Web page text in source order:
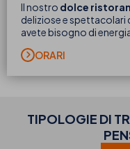
Il nostro dolce
deliziose e spettacolari
avete bisogno di
ORARI
TIPOLOGIE DI